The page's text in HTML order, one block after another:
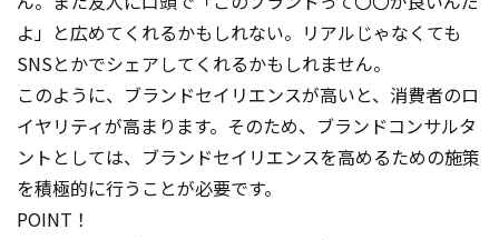
よ」と広めてくれるかもしれない。リアルじゃなくても
SNSとかでシェアしてくれるかもしれません。
このように、ブランドセイリエンスが高いと、消費者のロ
イヤリティが高まります。そのため、ブランドコンサルタ
ントとしては、ブランドセイリエンスを高めるための施策
を積極的に行うことが必要です。
POINT！